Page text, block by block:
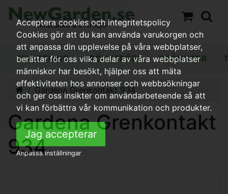
BEVATTNING FRÖN / FRÖER GRÖNYTOR
Gardena Grenkontakt 934
Gardena Grenkontakt
934
Acceptera cookies och integritetspolicy
Cookies gör att du kan använda varukorgen och
att anpassa din upplevelse på våra webbplatser,
berättar för oss vilka delar av våra webbplatser
människor har besökt, hjälper oss att mäta
effektiviteten hos annonser och webbsökningar
och ger oss insikter om användarbeteende så att
vi kan förbättra vår kommunikation och produkter.
Jag accepterar
Anpassa inställningar